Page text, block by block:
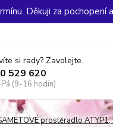
Děkuji za pochopení
si rady? Zavolejte.
529 620
(9-16 hodin)
prostěradlo